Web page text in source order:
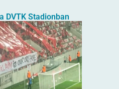
DVTK Stadionban